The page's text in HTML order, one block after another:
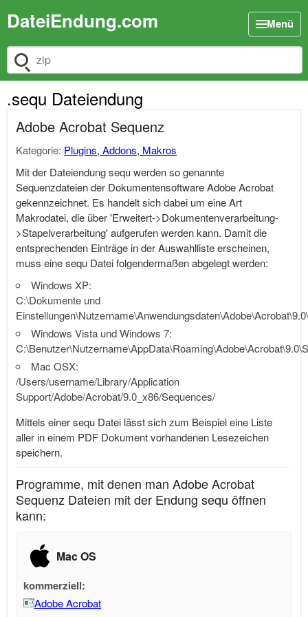
DateiEndung.com Menü
Dateiendung suchen
.sequ Dateiendung
Adobe Acrobat Sequenz
Kategorie: Plugins, Addons, Makros
Mit der Dateiendung sequ werden so genannte
Sequenzdateien der Dokumentensoftware Adobe Acrobat
gekennzeichnet. Es handelt sich dabei um eine Art
Makrodatei, die über 'Erweitert->Dokumentenverarbeitung-
>Stapelverarbeitung' aufgerufen werden kann. Damit die
entsprechenden Einträge in der Auswahlliste erscheinen,
muss eine sequ Datei folgendermaßen abgelegt werden:
Windows XP:
C:\Dokumente und
Windows Vista und Windows 7:
Mac OSX:
/Users/username/Library/Application
Support/Adobe/Acrobat/9.0_x86/Sequences/
Mittels einer sequ Datei lässt sich zum Beispiel eine Liste
aller in einem PDF Dokument vorhandenen Lesezeichen
speichern.
Programme, mit denen man Adobe Acrobat
Sequenz Dateien mit der Endung sequ öffnen
kann:
Mac OS
kommerziell:
Adobe Acrobat